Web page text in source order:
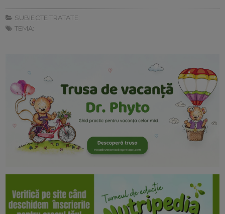
SUBIECTE TRATATE:
TEMA: